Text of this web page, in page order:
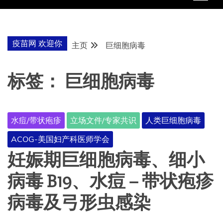
疫苗网 欢迎你 主页 巨细胞病毒
标签： 巨细胞病毒
水痘/带状疱疹 立场文件/专家共识
人类巨细胞病毒
ACOG-美国妇产科医师学会
妊娠期巨细胞病毒、细小
病毒 B19、水痘 – 带状疱疹
病毒及弓形虫感染